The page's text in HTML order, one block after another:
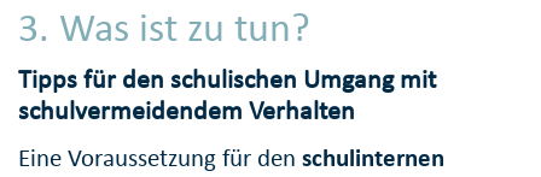
3. Was ist zu tun?
Tipps für den schulischen Umgang mit
schulvermeidendem Verhalten
Eine Voraussetzung für den schulinternen